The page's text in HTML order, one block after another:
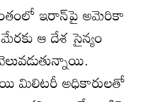
ఇరాన్‌పై అమెరికా
ఆ దేశ సైన్యం
మిలిటరీ అధికారులతో